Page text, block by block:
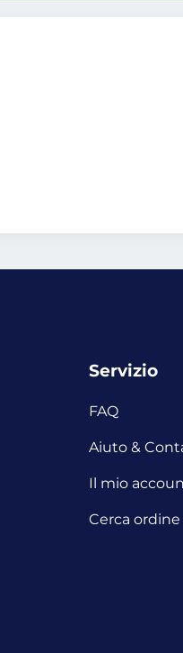
Servizio
FAQ
Aiuto &
Il mio
Cerca ordine